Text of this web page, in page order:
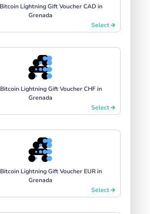
Lightning Gift Voucher CAD in
Grenada
Select
Lightning Gift Voucher CHF in
Grenada
Select
Lightning Gift Voucher EUR in
Grenada
Select